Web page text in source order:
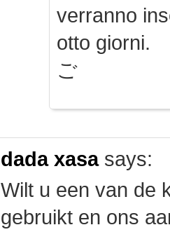
verranno
otto giorni.
ご
dada xasasays:
Wilt u een van de
gebruikt en ons